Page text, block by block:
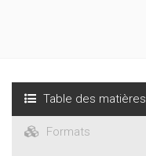
Table des matières
Formats